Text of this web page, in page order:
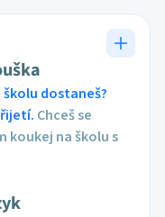
dostaneš?
Chceš se
koukej na školu s